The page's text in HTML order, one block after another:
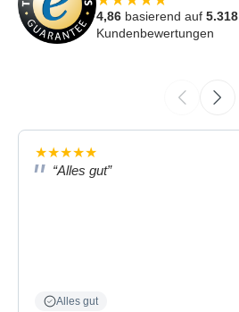
4,86 basierend auf 5.318
Kundenbewertungen
★★★★★
“Alles gut”
Alles gut